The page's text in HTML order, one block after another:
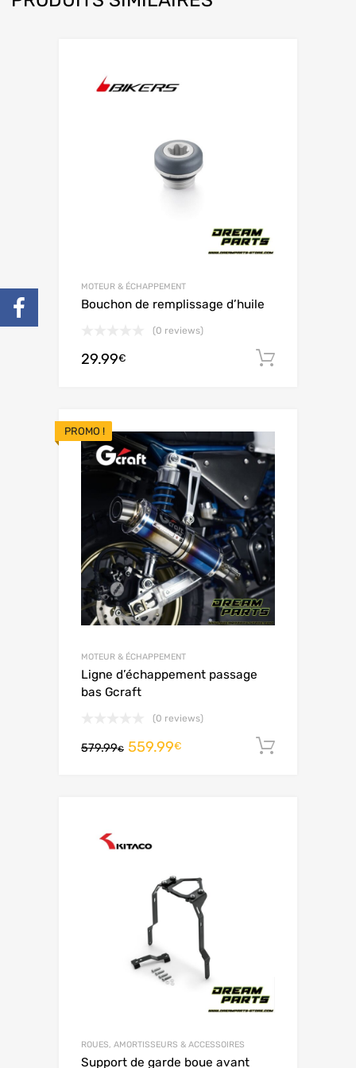
MOTEUR & ÉCHAPPEMENT
Bouchon de remplissage d’huile
(0 reviews)
29.99€
PROMO !
MOTEUR & ÉCHAPPEMENT
Ligne d’échappement passage
bas Gcraft
(0 reviews)
579.99€ 559.99€
ROUES, AMORTISSEURS & ACCESSOIRES
Support de garde boue avant